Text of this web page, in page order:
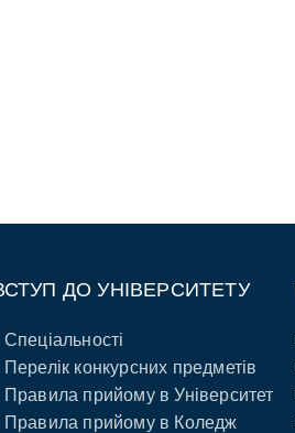
ДО УНІВЕРСИТЕТУ
Спеціальності
Перелік конкурсних предметів
Правила прийому в Університет
Правила прийому в Коледж